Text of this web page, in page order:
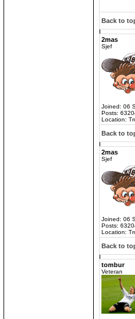
Back to
2mas
Sjef
Joined: 06
Posts:
Location:
Back to
2mas
Sjef
Joined: 06
Posts:
Location:
Back to
tombur
Veteran